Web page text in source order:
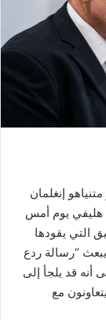
إنغلمان
هليفي يوم أمس
التي يقودها
المراقب في إخفاق 7 تشرين الأول/أكتوبر 2023 يبعث “رسالة ردع
أنه قد يلجأ إلى
مع